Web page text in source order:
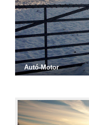
Autó-Motor